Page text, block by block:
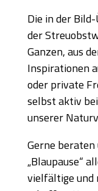
Die in der
der
Ganzen, aus
Inspirationen
oder private
selbst aktiv
unserer
Gerne
„Blaupause“
vielfältige und